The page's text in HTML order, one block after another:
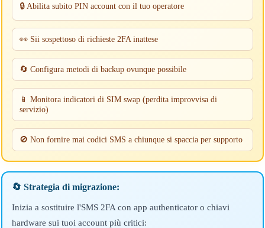
🔒 Abilita subito PIN account con il tuo operatore
👀 Sii sospettoso di richieste 2FA inattese
🔄 Configura metodi di backup ovunque possibile
📱 Monitora indicatori di SIM swap (perdita improvvisa di
servizio)
🚫 Non fornire mai codici SMS a chiunque si spaccia per supporto
🔄 Strategia di migrazione:
Inizia a sostituire l'SMS 2FA con app authenticator o chiavi
hardware sui tuoi account più critici: